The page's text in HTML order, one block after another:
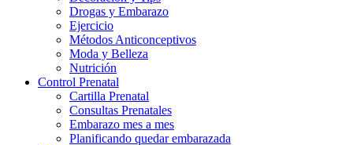
Drogas y Embarazo
Ejercicio
Métodos Anticonceptivos
Moda y Belleza
Nutrición
Control Prenatal
Cartilla Prenatal
Consultas Prenatales
Embarazo mes a mes
Planificando quedar embarazada